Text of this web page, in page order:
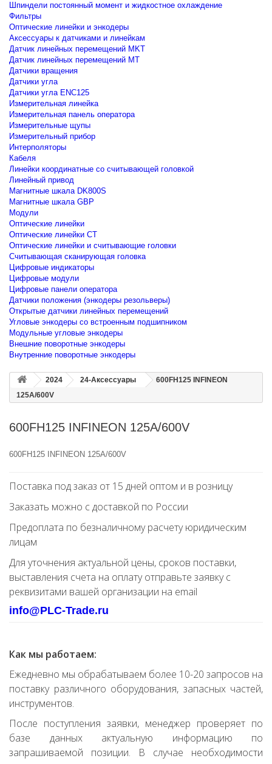
Шпиндели постоянный момент и жидкостное охлаждение
Фильтры
Оптические линейки и энкодеры
Аксессуары к датчиками и линейкам
Датчик линейных перемещений MKT
Датчик линейных перемещений MT
Датчики вращения
Датчики угла
Датчики угла ENC125
Измерительная линейка
Измерительная панель оператора
Измерительные щупы
Измерительный прибор
Интерполяторы
Кабеля
Линейки координатные со считывающей головкой
Линейный привод
Магнитные шкала DK800S
Магнитные шкала GBP
Модули
Оптические линейки
Оптические линейки CT
Оптические линейки и считывающие головки
Считывающая сканирующая головка
Цифровые индикаторы
Цифровые модули
Цифровые панели оператора
Датчики положения (энкодеры резольверы)
Открытые датчики линейных перемещений
Угловые энкодеры со встроенным подшипником
Модульные угловые энкодеры
Внешние поворотные энкодеры
Внутренние поворотные энкодеры
2024 24-Аксессуары
600FH125 INFINEON
125A/600V
600FH125 INFINEON 125A/600V
600FH125 INFINEON 125A/600V
Поставка под заказ от 15 дней оптом и в розницу
Заказать можно с доставкой по России
Предоплата по безналичному расчету юридическим
лицам
Для уточнения актуальной цены, сроков поставки,
выставления счета на оплату отправьте заявку с
реквизитами вашей организации на email
info@PLC-Trade.ru
Как мы работаем:
Ежедневно мы обрабатываем более 10-20 запросов на
поставку различного оборудования, запасных частей,
инструментов.
После поступления заявки, менеджер проверяет по
базе данных актуальную информацию по
запрашиваемой позиции. В случае необходимости